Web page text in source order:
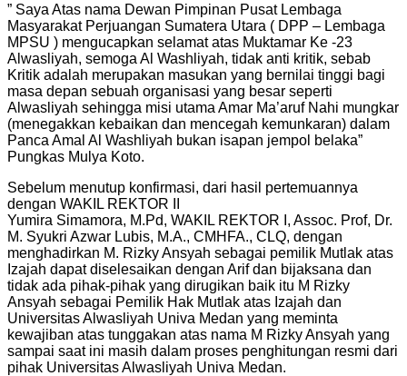
” Saya Atas nama Dewan Pimpinan Pusat Lembaga
Masyarakat Perjuangan Sumatera Utara ( DPP – Lembaga
MPSU ) mengucapkan selamat atas Muktamar Ke -23
Alwasliyah, semoga Al Washliyah, tidak anti kritik, sebab
Kritik adalah merupakan masukan yang bernilai tinggi bagi
masa depan sebuah organisasi yang besar seperti
Alwasliyah sehingga misi utama Amar Ma’aruf Nahi mungkar
(menegakkan kebaikan dan mencegah kemunkaran) dalam
Panca Amal Al Washliyah bukan isapan jempol belaka”
Pungkas Mulya Koto.
Sebelum menutup konfirmasi, dari hasil pertemuannya
dengan WAKIL REKTOR II
Yumira Simamora, M.Pd, WAKIL REKTOR I, Assoc. Prof, Dr.
M. Syukri Azwar Lubis, M.A., CMHFA., CLQ, dengan
menghadirkan M. Rizky Ansyah sebagai pemilik Mutlak atas
Izajah dapat diselesaikan dengan Arif dan bijaksana dan
tidak ada pihak-pihak yang dirugikan baik itu M Rizky
Ansyah sebagai Pemilik Hak Mutlak atas Izajah dan
Universitas Alwasliyah Univa Medan yang meminta
kewajiban atas tunggakan atas nama M Rizky Ansyah yang
sampai saat ini masih dalam proses penghitungan resmi dari
pihak Universitas Alwasliyah Univa Medan.